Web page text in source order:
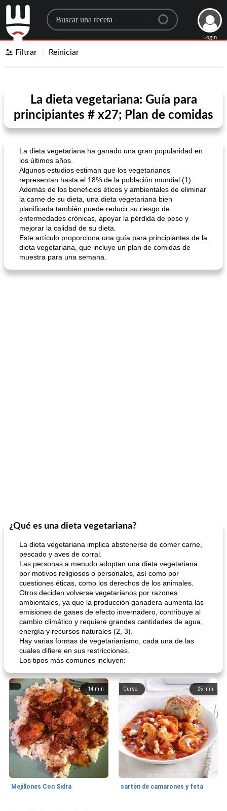
Search for a recipe
Login
Filtrar Reiniciar
La dieta vegetariana: Guía para
principiantes # x27; Plan de comidas
La dieta vegetariana ha ganado una gran popularidad en
los últimos años.
Algunos estudios estiman que los vegetarianos
representan hasta el 18% de la población mundial (1).
Además de los beneficios éticos y ambientales de eliminar
la carne de su dieta, una dieta vegetariana bien
planificada también puede reducir su riesgo de
enfermedades crónicas, apoyar la pérdida de peso y
mejorar la calidad de su dieta.
Este artículo proporciona una guía para principiantes de la
dieta vegetariana, que incluye un plan de comidas de
muestra para una semana.
¿Qué es una dieta vegetariana?
La dieta vegetariana implica abstenerse de comer carne,
pescado y aves de corral.
Las personas a menudo adoptan una dieta vegetariana
por motivos religiosos o personales, así como por
cuestiones éticas, como los derechos de los animales.
Otros deciden volverse vegetarianos por razones
ambientales, ya que la producción ganadera aumenta las
emisiones de gases de efecto invernadero, contribuye al
cambio climático y requiere grandes cantidades de agua,
energía y recursos naturales (2, 3).
Hay varias formas de vegetarianismo, cada una de las
cuales difiere en sus restricciones.
Los tipos más comunes incluyen:
14 min
Mejillones Con Sidra
25 min
Curso
sartén de camarones y feta